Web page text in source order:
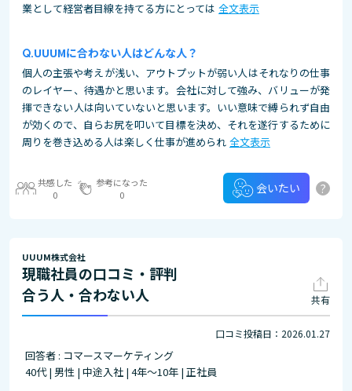
業として経営者目線を持てる方にとっては 全文表示
UUUMに合わない人はどんな人？
個人の主張や考えが浅い、アウトプットが弱い人はそれなりの仕事
のレイヤー、待遇かと思います。会社に対して強み、バリューが発
揮できない人は向いていないと思います。いい意味で縛られず自由
が効くので、自らお尻を叩いて目標を決め、それを遂行するために
周りを巻き込める人は楽しく仕事が進められ 全文表示
共感した
0
参考になった
0
会いたい ?
UUUM株式会社
現職社員の口コミ・評判
合う人・合わない人
共有
口コミ投稿日：2026.01.27
回答者 : コマースマーケティング
40代 | 男性 | 中途入社 | 4年～10年 | 正社員